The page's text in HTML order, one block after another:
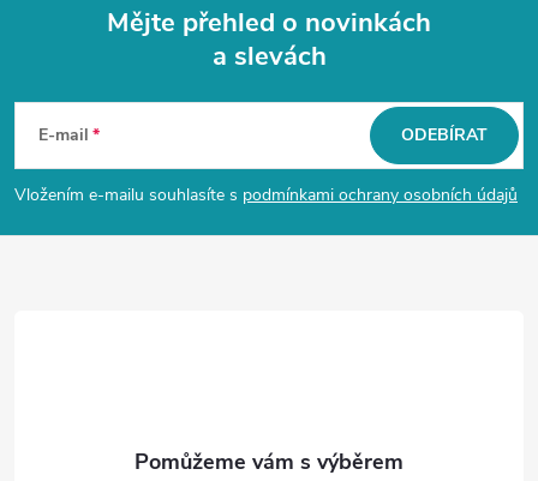
p
Mějte přehled o novinkách
a slevách
E-mail
Vložením e-mailu souhlasíte s podmínkami ochrany osobních údajů
ODEBÍRAT